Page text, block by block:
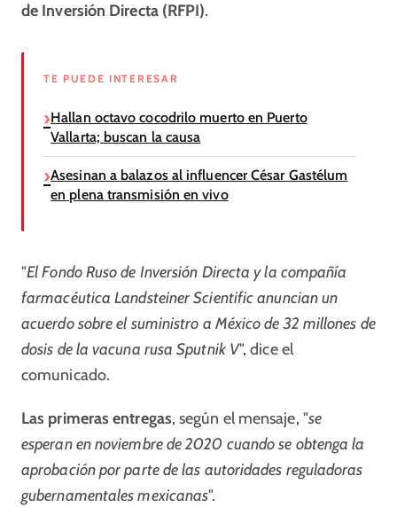
de Inversión Directa (RFPI).
TE PUEDE INTERESAR
Hallan octavo cocodrilo muerto en Puerto
Vallarta; buscan la causa
Asesinan a balazos al influencer César Gastélum
en plena transmisión en vivo
"El Fondo Ruso de Inversión Directa y la compañía
farmacéutica Landsteiner Scientific anuncian un
acuerdo sobre el suministro a México de 32 millones de
dosis de la vacuna rusa Sputnik V", dice el
comunicado.
Las primeras entregas, según el mensaje, "se
esperan en noviembre de 2020 cuando se obtenga la
aprobación por parte de las autoridades reguladoras
gubernamentales mexicanas".